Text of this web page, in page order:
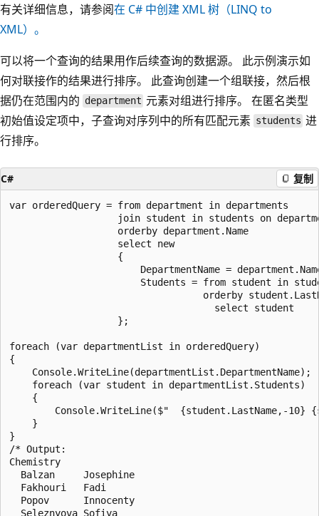
有关详细信息，请参阅在 C# 中创建 XML 树（LINQ to
XML）。
可以将一个查询的结果用作后续查询的数据源。 此示例演示如
何对联接作的结果进行排序。 此查询创建一个组联接，然后根
据仍在范围内的 department 元素对组进行排序。 在匿名类型
初始值设定项中，子查询对序列中的所有匹配元素 students 进
行排序。
C# 复制
var orderedQuery = from department in departments
join student in students on
                   orderby department.Name
                   select new
                   {
DepartmentName =
Students = from student in
orderby
                                    select student
                   };
foreach (var departmentList in orderedQuery)
{
    Console.WriteLine(departmentList.DepartmentName);
    foreach (var student in departmentList.Students)
    {
Console.WriteLine($"  {student.LastName,-10}
    }
}
/* Output:
Chemistry
  Balzan     Josephine
  Fakhouri   Fadi
  Popov      Innocenty
  Seleznyova Sofiya